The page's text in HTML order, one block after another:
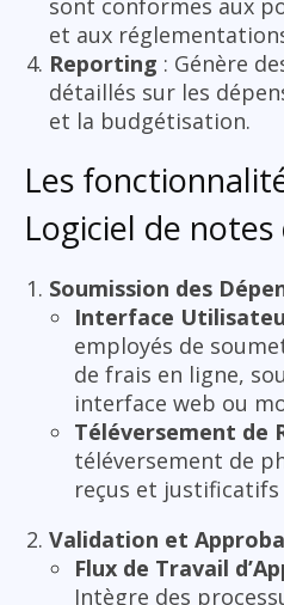
et aux
Reporting : Génère
détaillés sur les
et la budgétisation.
Les
Logiciel de
Soumission des
Interface
employés de
de frais en ligne,
interface web ou
Téléversement de
téléversement de
reçus et justificatifs
Validation et
Flux de Travail
Intègre des